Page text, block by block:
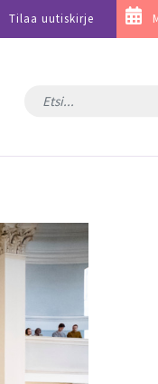
Tilaa uutiskirje